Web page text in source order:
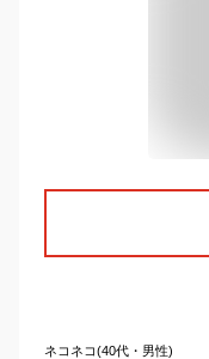
ネコネコ(40代・男性)